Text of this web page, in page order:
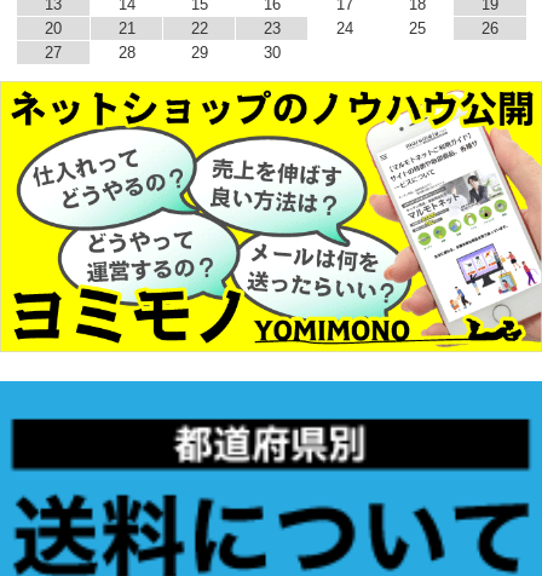
13 14 15 16 17 18
19
20
21 22 23 24 25
26
27
28 29 30